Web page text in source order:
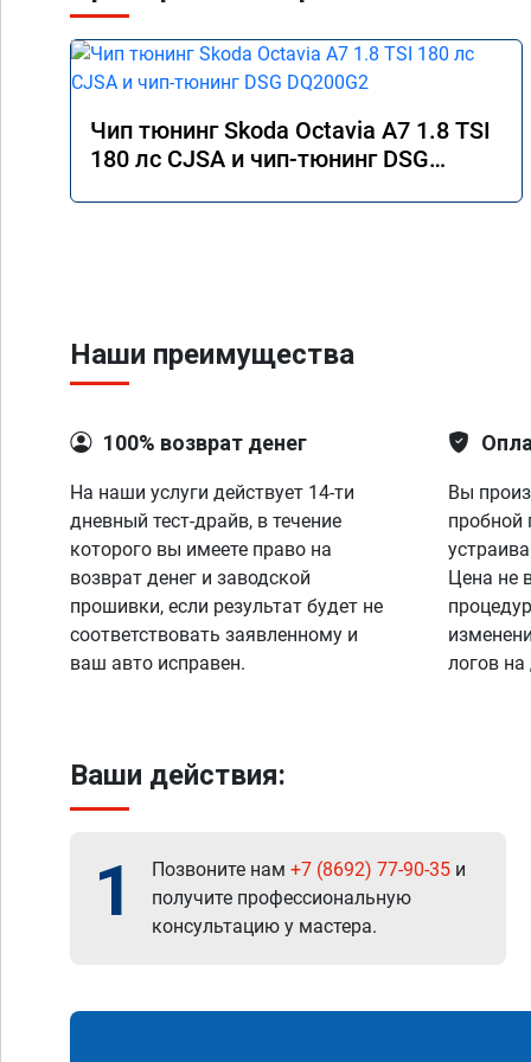
увеличился в
Чип тюнинг Skoda Octavia A7 1.8 TSI
180 лс CJSA и чип-тюнинг DSG
Наши преимущества
100% возврат денег
На наши услуги действует 14-ти
дневный тест-драйв, в течение
которого вы имеете право на
возврат денег и заводской
прошивки, если результат будет не
соответствовать заявленному и
ваш авто исправен.
Вы
пробной
Цена не
логов на
Ваши действия:
1 Позвоните нам +7 (8692) 77-90-35 и
получите профессиональную
консультацию у мастера.